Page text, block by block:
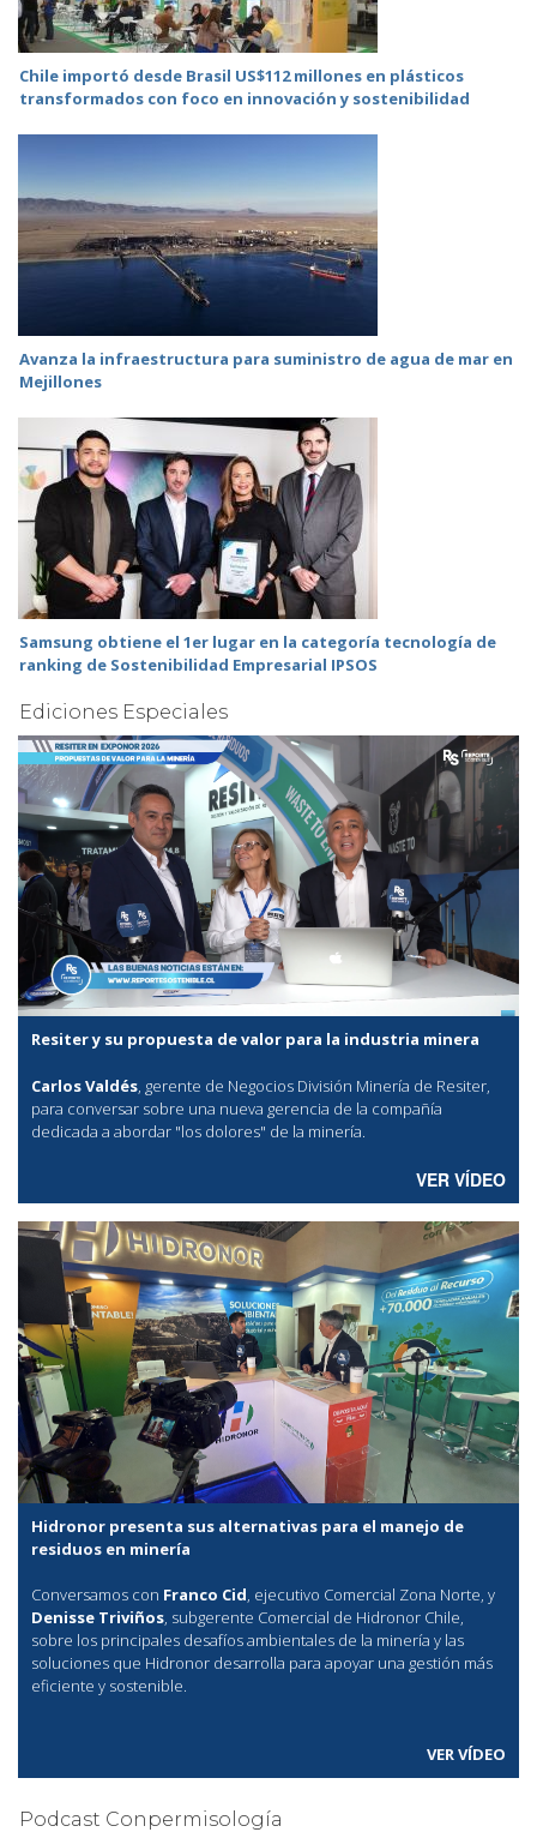
Chile importó desde Brasil US$112 millones en plásticos
transformados con foco en innovación y sostenibilidad
Avanza la infraestructura para suministro de agua de mar en
Mejillones
Samsung obtiene el 1er lugar en la categoría tecnología de
ranking de Sostenibilidad Empresarial IPSOS
Ediciones Especiales
Resiter y su propuesta de valor para la industria minera
Carlos Valdés, gerente de Negocios División Minería de Resiter,
para conversar sobre una nueva gerencia de la compañía
dedicada a abordar "los dolores" de la minería.
VER VÍDEO
Hidronor presenta sus alternativas para el manejo de
residuos en minería
Conversamos con Franco Cid, ejecutivo Comercial Zona Norte, y
Denisse Triviños, subgerente Comercial de Hidronor Chile,
sobre los principales desafíos ambientales de la minería y las
soluciones que Hidronor desarrolla para apoyar una gestión más
eficiente y sostenible.
VER VÍDEO
Podcast Conpermisología